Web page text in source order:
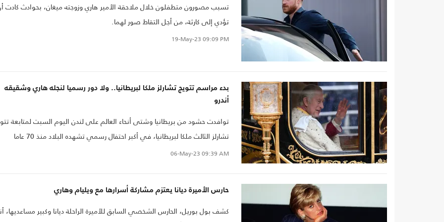
تسبب مصورون متطفلون خلال ملاحقة الأمير هاري وزوجته ميغان، بحوادث كادت
تؤدي إلى كارثة، من أجل التقاط صور لهما.
19-May-23 09:09 PM
بدء مراسم تتويج تشارلز ملكا لبريطانيا.. ولا دور رسميا لنجله هاري وشقيقه
أندرو
توافدت حشود من بريطانيا وشتى أنحاء العالم على لندن اليوم السبت لمتابعة
تشارلز الثالث ملكا لبريطانيا، في أكبر احتفال رسمي تشهده البلاد منذ 70 عاما
وضمن مراسم تتسم بالأبهة والفخامة ويعود تاريخها إلى ألف عام..
06-May-23 09:39 AM
حارس الأميرة ديانا يعتزم مشاركة أسرارها مع ويليام وهاري
كشف بول بوريل، الحارس الشخصي السابق للأميرة الراحلة ديانا وكبير مساعديها،